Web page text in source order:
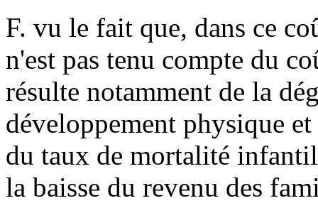
F. vu le fait que, dans ce
n'est pas tenu compte du
résulte notamment de la
développement physique
du taux de mortalité
la baisse du revenu des